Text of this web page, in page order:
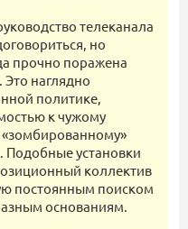
телеканала
но
прочно поражена
наглядно
политике,
к чужому
Подобные установки
коллектив
постоянным поиском
основаниям.